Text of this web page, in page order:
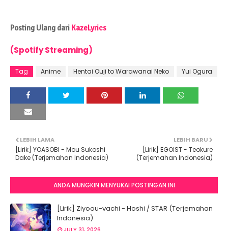
Posting Ulang dari KazeLyrics
(Spotify Streaming)
Tag Anime Hentai Ouji to Warawanai Neko Yui Ogura
LEBIH BARU
[Lirik] EGOIST - Teokure
(Terjemahan Indonesia)
LEBIH LAMA
[Lirik] YOASOBI - Mou Sukoshi
Dake (Terjemahan Indonesia)
ANDA MUNGKIN MENYUKAI POSTINGAN INI
[Lirik] Ziyoou-vachi - Hoshi / STAR (Terjemahan
Indonesia)